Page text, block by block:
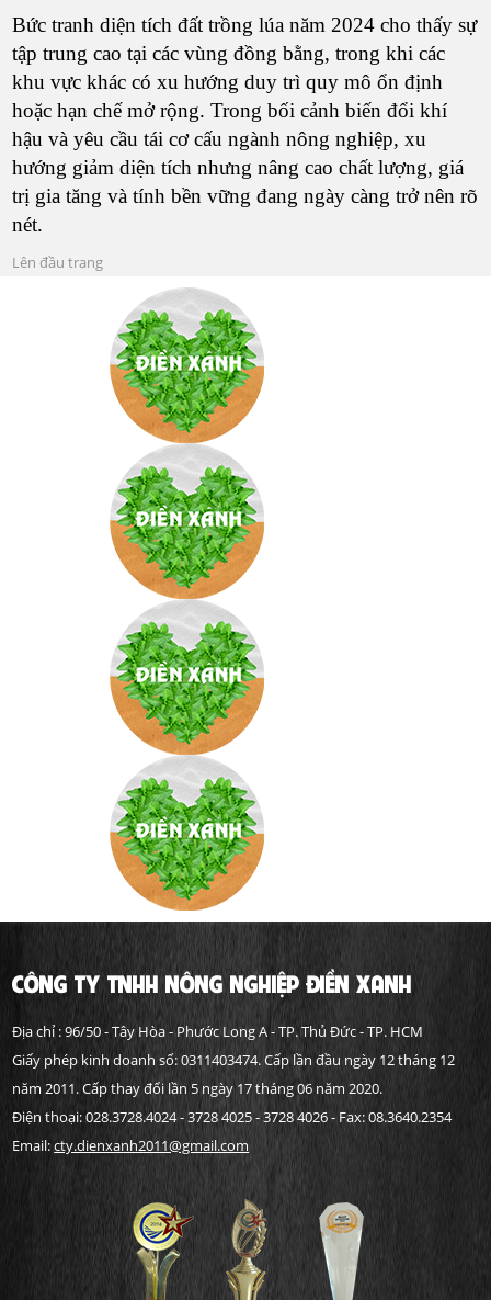
Bức tranh diện tích đất trồng lúa năm 2024 cho thấy sự
tập trung cao tại các vùng đồng bằng, trong khi các
khu vực khác có xu hướng duy trì quy mô ổn định
hoặc hạn chế mở rộng. Trong bối cảnh biến đổi khí
hậu và yêu cầu tái cơ cấu ngành nông nghiệp, xu
hướng giảm diện tích nhưng nâng cao chất lượng, giá
trị gia tăng và tính bền vững đang ngày càng trở nên rõ
nét.
Lên đầu trang
CÔNG TY TNHH NÔNG NGHIỆP ĐIỀN XANH
Địa chỉ : 96/50 - Tây Hòa - Phước Long A - TP. Thủ Đức - TP. HCM
Giấy phép kinh doanh số: 0311403474. Cấp lần đầu ngày 12 tháng 12
năm 2011. Cấp thay đổi lần 5 ngày 17 tháng 06 năm 2020.
Điện thoại: 028.3728.4024 - 3728 4025 - 3728 4026 - Fax: 08.3640.2354
Email:cty.dienxanh2011@gmail.com